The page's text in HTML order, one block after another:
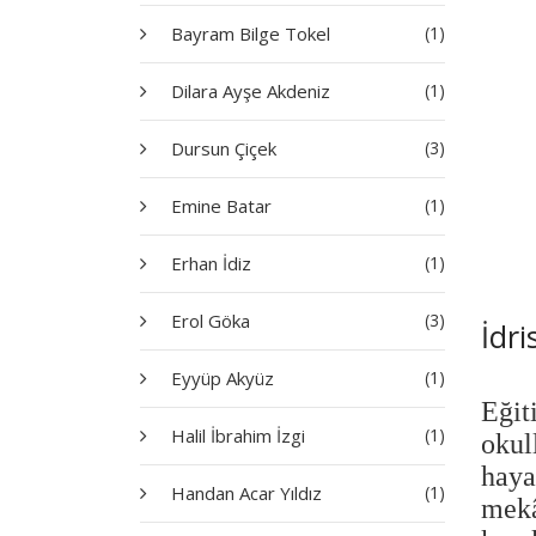
Bayram Bilge Tokel (1)
Dilara Ayşe Akdeniz (1)
Dursun Çiçek (3)
Emine Batar (1)
Erhan İdiz (1)
Erol Göka (3)
Eyyüp Akyüz (1)
Halil İbrahim İzgi (1)
Handan Acar Yıldız (1)